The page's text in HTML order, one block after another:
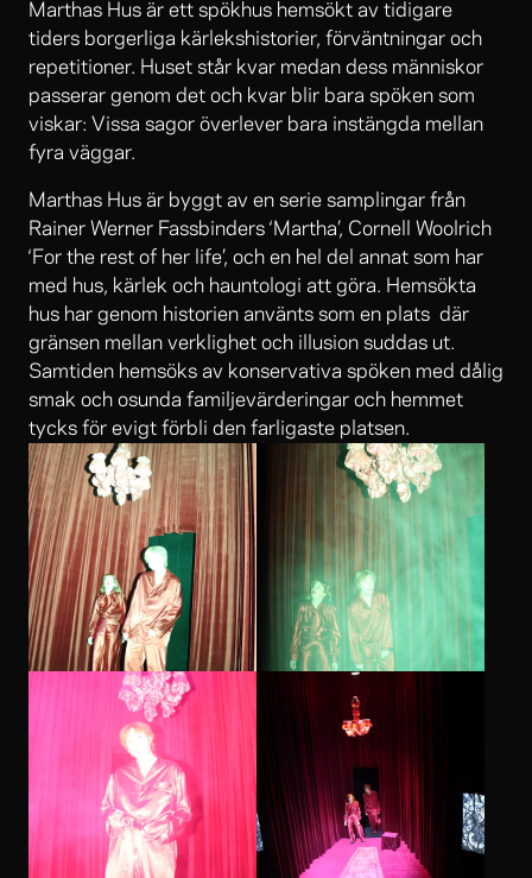
Marthas Hus är ett spökhus hemsökt av tidigare
tiders borgerliga kärlekshistorier, förväntningar och
repetitioner. Huset står kvar medan dess människor
passerar genom det och kvar blir bara spöken som
viskar: Vissa sagor överlever bara instängda mellan
fyra väggar.
Marthas Hus är byggt av en serie samplingar från
Rainer Werner Fassbinders ‘Martha’, Cornell Woolrich
‘For the rest of her life’, och en hel del annat som har
med hus, kärlek och hauntologi att göra. Hemsökta
hus har genom historien använts som en plats där
gränsen mellan verklighet och illusion suddas ut.
Samtiden hemsöks av konservativa spöken med dålig
smak och osunda familjevärderingar och hemmet
tycks för evigt förbli den farligaste platsen.